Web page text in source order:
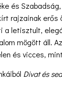
és
rajzainak erős
letisztult,
mögött áll.
és vicces,
Divat és